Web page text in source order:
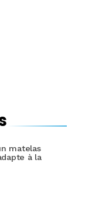
matelas
à la